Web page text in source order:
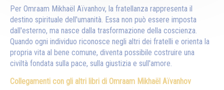
Per Omraam Mikhaël Aïvanhov, la fratellanza rappresenta il
destino spirituale dell'umanità. Essa non può essere imposta
dall'esterno, ma nasce dalla trasformazione della coscienza.
Quando ogni individuo riconosce negli altri dei fratelli e orienta la
propria vita al bene comune, diventa possibile costruire una
civiltà fondata sulla pace, sulla giustizia e sull'amore.
Collegamenti con gli altri libri di Omraam Mikhaël Aïvanhov